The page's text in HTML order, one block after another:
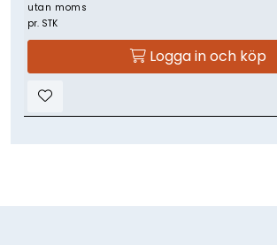
utan moms
pr. STK
Logga in och köp